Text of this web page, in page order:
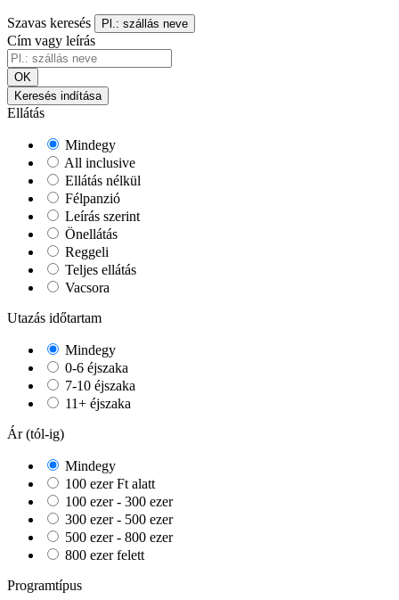
Szavas keresés Pl.: szállás neve
Cím vagy leírás
OK
Keresés indítása
Ellátás
Mindegy
All inclusive
Ellátás nélkül
Félpanzió
Leírás szerint
Önellátás
Reggeli
Teljes ellátás
Vacsora
Utazás időtartam
Mindegy
0-6 éjszaka
7-10 éjszaka
11+ éjszaka
Ár (tól-ig)
Mindegy
100 ezer Ft alatt
100 ezer - 300 ezer
300 ezer - 500 ezer
500 ezer - 800 ezer
800 ezer felett
Programtípus